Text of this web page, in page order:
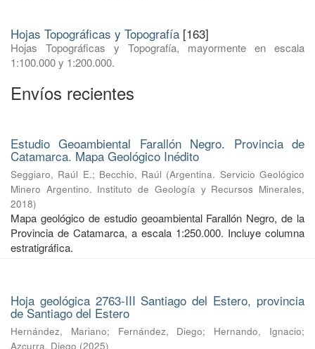
Hojas Topográficas y Topografía [163]
Hojas Topográficas y Topografía, mayormente en escala
1:100.000 y 1:200.000.
Envíos recientes
Estudio Geoambiental Farallón Negro. Provincia de
Catamarca. Mapa Geológico Inédito
Seggiaro, Raúl E.; Becchio, Raúl (Argentina. Servicio Geológico
Minero Argentino. Instituto de Geología y Recursos Minerales,
2018)
Mapa geológico de estudio geoambiental Farallón Negro, de la
Provincia de Catamarca, a escala 1:250.000. Incluye columna
estratigráfica.
Hoja geológica 2763-III Santiago del Estero, provincia
de Santiago del Estero
Hernández, Mariano; Fernández, Diego; Hernando, Ignacio;
Azcurra, Diego (2025)